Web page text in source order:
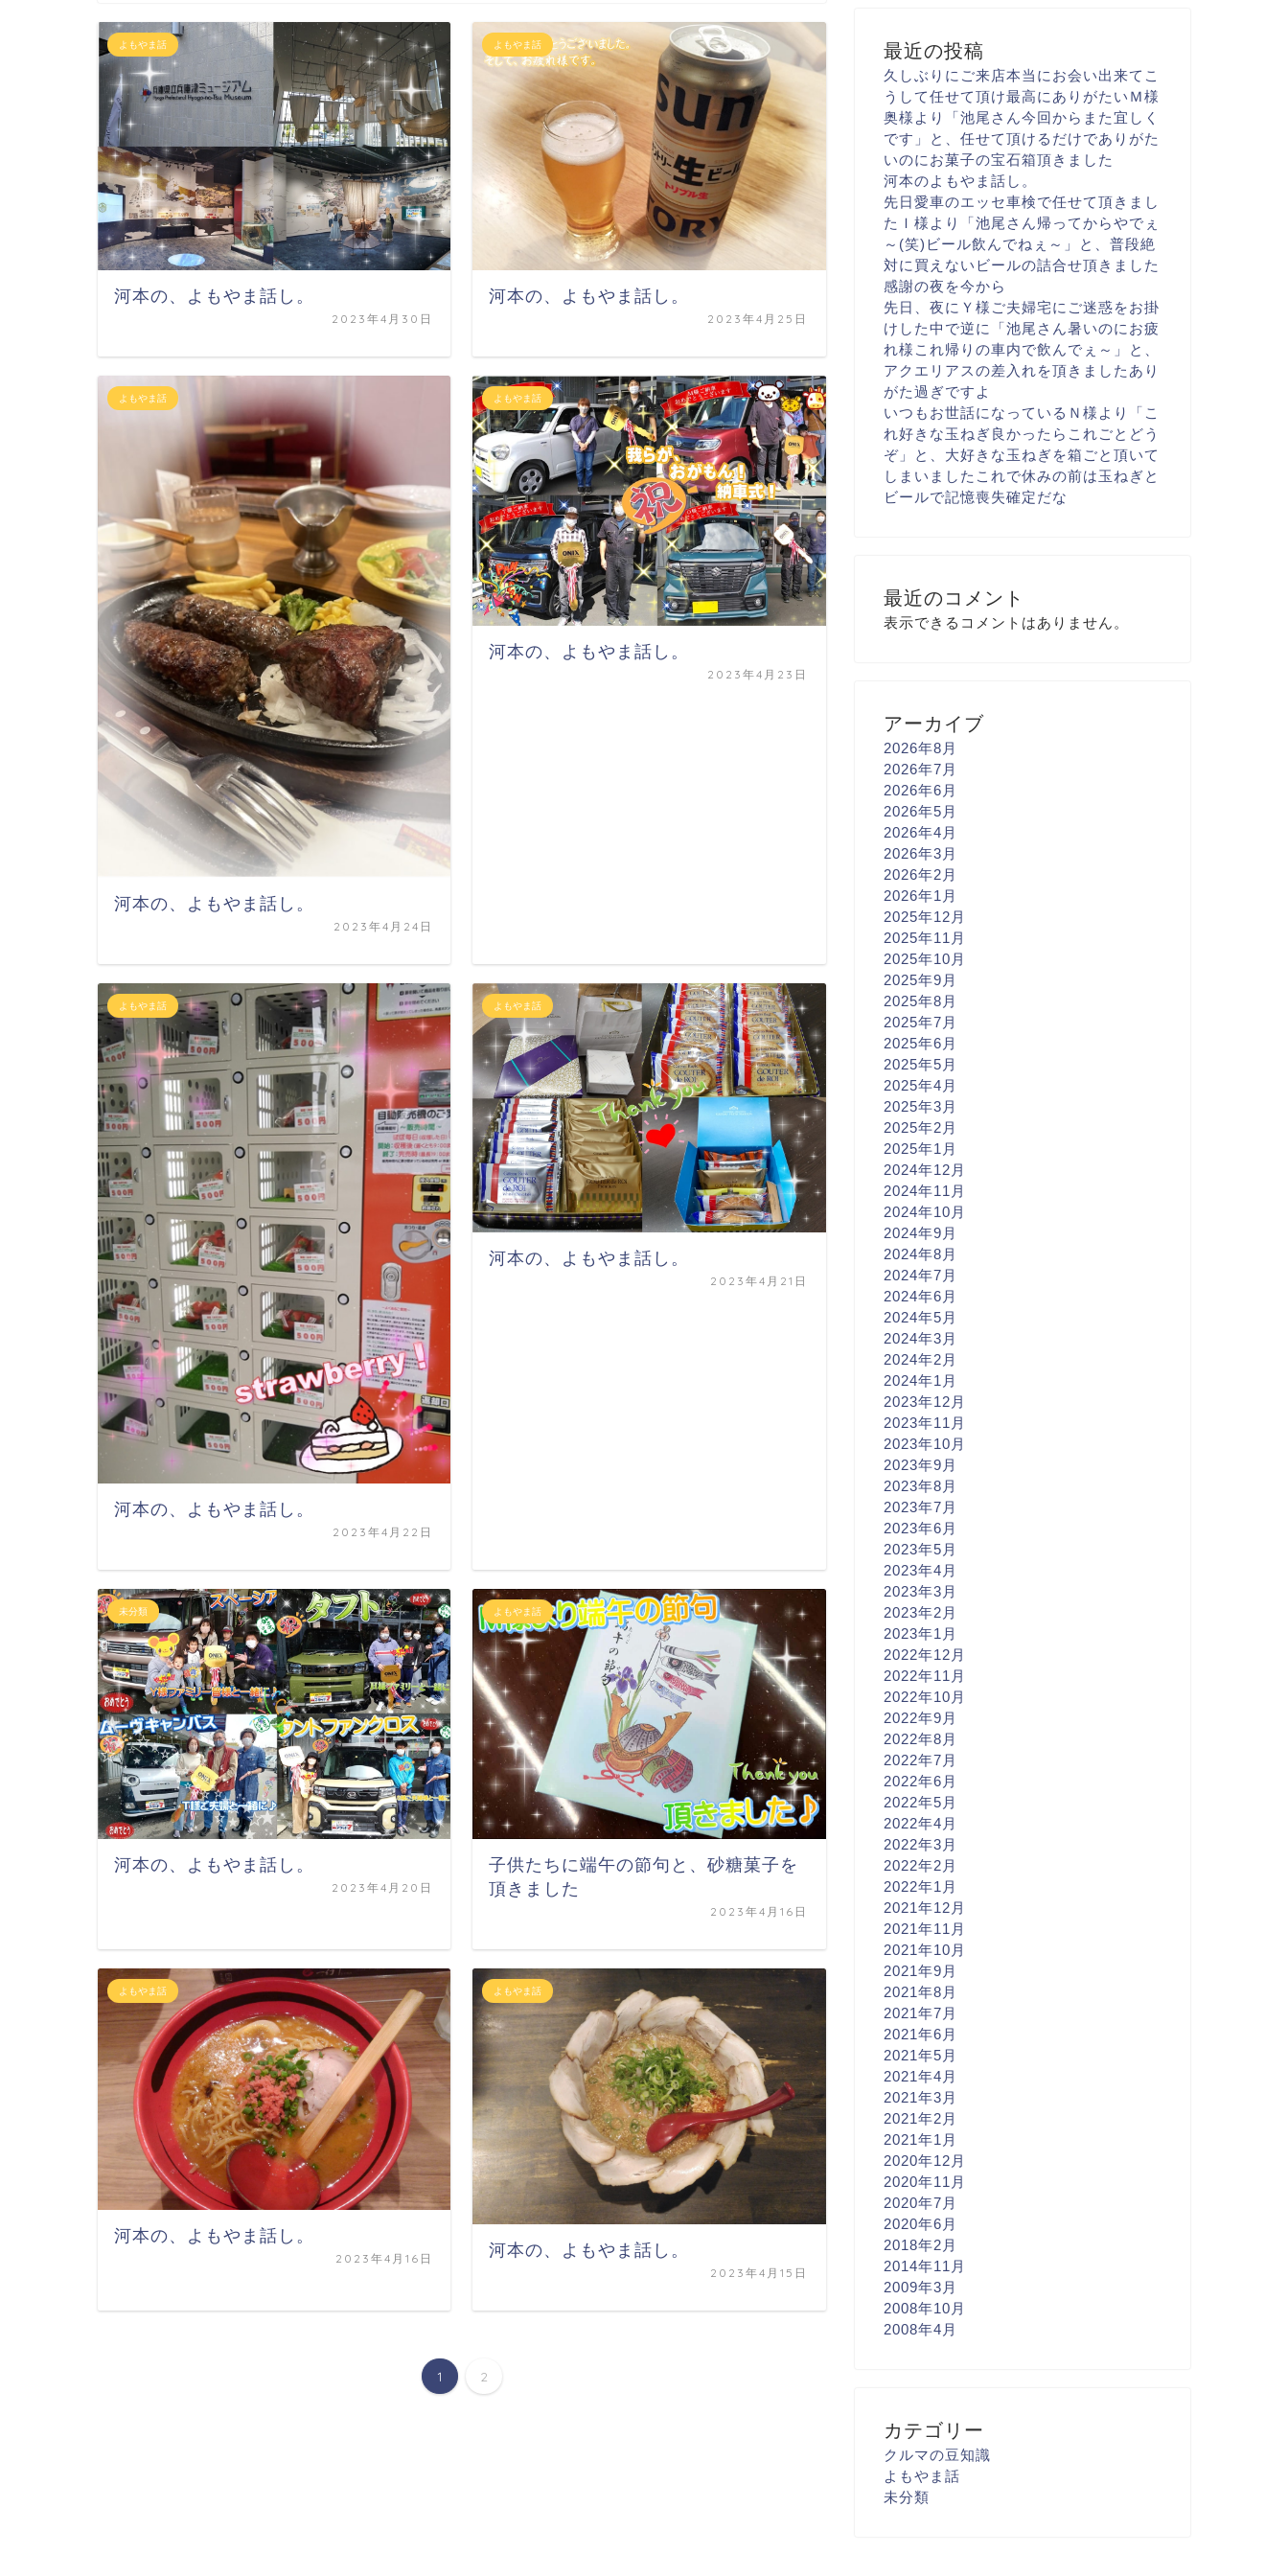
よもやま話
河本の、よもやま話し。
2023年4月30日
よもやま話
河本の、よもやま話し。
2023年4月25日
よもやま話
河本の、よもやま話し。
2023年4月24日
よもやま話
河本の、よもやま話し。
2023年4月23日
よもやま話
河本の、よもやま話し。
2023年4月22日
よもやま話
河本の、よもやま話し。
2023年4月21日
未分類
河本の、よもやま話し。
2023年4月20日
よもやま話
子供たちに端午の節句と、砂糖菓子を
頂きました
2023年4月16日
よもやま話
河本の、よもやま話し。
2023年4月16日
よもやま話
河本の、よもやま話し。
2023年4月15日
1 2
最近の投稿
久しぶりにご来店本当にお会い出来て こ
うして任せて頂け最高にありがたい Ｍ様
奥様より「池尾さん今回からまた宜しく
です 」と、任せて頂けるだけでありがた
いのに お菓子の宝石箱頂きました
河本のよもやま話し。
先日愛車のエッセ車検で任せて頂きまし
た Ｉ様より「池尾さん帰ってからやでぇ
～(笑) ビール飲んでねぇ～ 」と、普段絶
対に買えない ビールの詰合せ頂きました
感謝の夜を今から
先日、夜にＹ様ご夫婦宅に ご迷惑をお掛
けした中で逆に「池尾さん暑いのにお疲
れ様 これ帰りの車内で飲んでぇ～ 」と、
アクエリアスの差入れを頂きました あり
がた過ぎですよ
いつもお世話になっている Ｎ様より「こ
れ好きな玉ねぎ良かったらこれごとどう
ぞ」と、大好きな玉ねぎを箱ごと 頂いて
しまいました これで休みの前は玉ねぎと
ビールで記憶喪失確定だな
最近のコメント
表示できるコメントはありません。
アーカイブ
2026年8月
2026年7月
2026年6月
2026年5月
2026年4月
2026年3月
2026年2月
2026年1月
2025年12月
2025年11月
2025年10月
2025年9月
2025年8月
2025年7月
2025年6月
2025年5月
2025年4月
2025年3月
2025年2月
2025年1月
2024年12月
2024年11月
2024年10月
2024年9月
2024年8月
2024年7月
2024年6月
2024年5月
2024年3月
2024年2月
2024年1月
2023年12月
2023年11月
2023年10月
2023年9月
2023年8月
2023年7月
2023年6月
2023年5月
2023年4月
2023年3月
2023年2月
2023年1月
2022年12月
2022年11月
2022年10月
2022年9月
2022年8月
2022年7月
2022年6月
2022年5月
2022年4月
2022年3月
2022年2月
2022年1月
2021年12月
2021年11月
2021年10月
2021年9月
2021年8月
2021年7月
2021年6月
2021年5月
2021年4月
2021年3月
2021年2月
2021年1月
2020年12月
2020年11月
2020年7月
2020年6月
2018年2月
2014年11月
2009年3月
2008年10月
2008年4月
カテゴリー
クルマの豆知識
よもやま話
未分類